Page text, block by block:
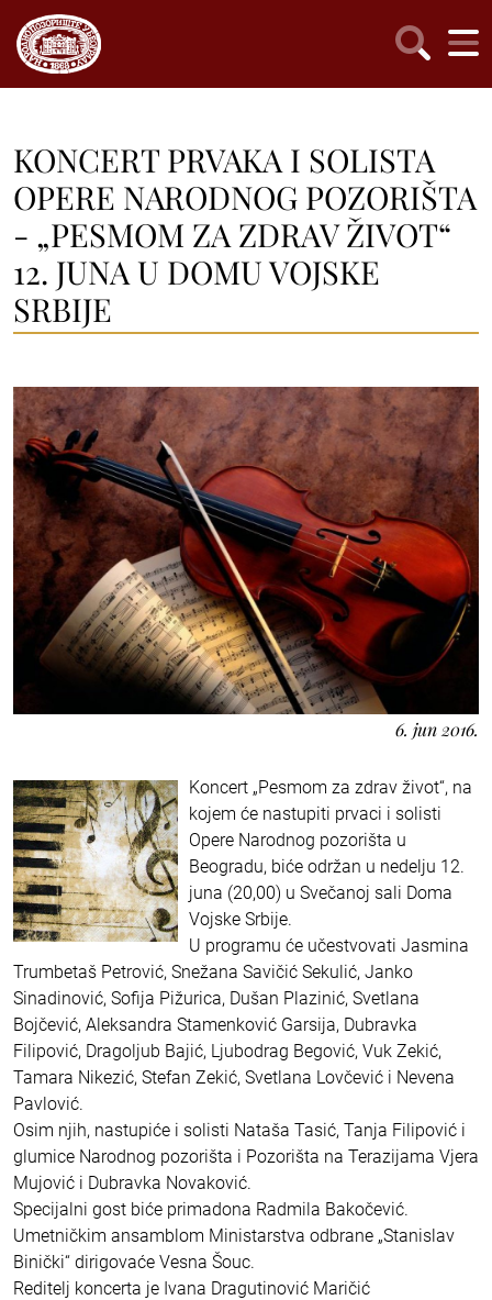
KONCERT PRVAKA I SOLISTA
OPERE NARODNOG POZORIŠTA
- „PESMOM ZA ZDRAV ŽIVOT“
12. JUNA U DOMU VOJSKE
SRBIJE
6. jun 2016.
Koncert „Pesmom za zdrav život“, na
kojem će nastupiti prvaci i solisti
Opere Narodnog pozorišta u
Beogradu, biće održan u nedelju 12.
juna (20,00) u Svečanoj sali Doma
Vojske Srbije.
U programu će učestvovati Jasmina
Trumbetaš Petrović, Snežana Savičić Sekulić, Janko
Sinadinović, Sofija Pižurica, Dušan Plazinić, Svetlana
Bojčević, Aleksandra Stamenković Garsija, Dubravka
Filipović, Dragoljub Bajić, Ljubodrag Begović, Vuk Zekić,
Tamara Nikezić, Stefan Zekić, Svetlana Lovčević i Nevena
Pavlović.
Osim njih, nastupiće i solisti Nataša Tasić, Tanja Filipović i
glumice Narodnog pozorišta i Pozorišta na Terazijama Vjera
Mujović i Dubravka Novaković.
Specijalni gost biće primadona Radmila Bakočević.
Umetničkim ansamblom Ministarstva odbrane „Stanislav
Binički“ dirigovaće Vesna Šouc.
Reditelj koncerta je Ivana Dragutinović Maričić